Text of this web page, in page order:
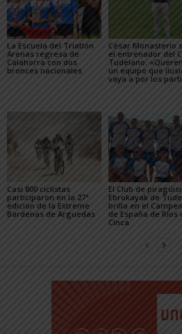
La Escuela del Triatlón
Arenas regresa de
Calahorra con dos
bronces nacionales
César Monasterio
el entrenador del
Tudelano:
un equipo que
vaya a por los
Casi 800 ciclistas
participaron en la 27ª
edición de la Extreme
Bardenas de Arguedas
El Club de
Ebrokayak de
brilla en el
de España de Ríos
Cinca